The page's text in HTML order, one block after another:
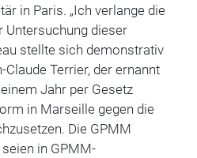
in Paris. „Ich verlange die
Untersuchung dieser
stellte sich demonstrativ
Terrier, der ernannt
Jahr per Gesetz
in Marseille gegen die
Die GPMM
in GPMM-